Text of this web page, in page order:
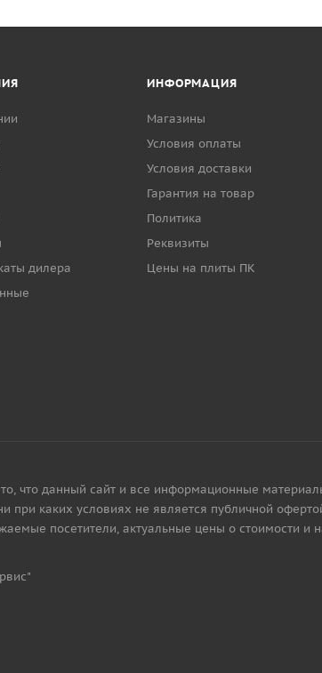
дилера
ИНФОРМАЦИЯ
Магазины
Условия оплаты
Условия доставки
Гарантия на товар
Политика
Реквизиты
Цены на плиты ПК
что данный сайт и все информационные
при каких условиях не является публичной
посетители, актуальные цены о стоимости и